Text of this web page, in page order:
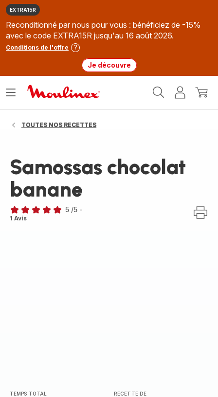
EXTRA15R
Reconditionné par nous pour vous : bénéficiez de -15%
avec le code EXTRA15R jusqu'au 16 août 2026.
Conditions de l'offre
Je découvre
MonMon
Ouvrir
TOUTES NOS RECETTES
Samossas chocolat
banane
Avis
5 /5 -
1 Avis
TEMPS TOTAL RECETTE DE